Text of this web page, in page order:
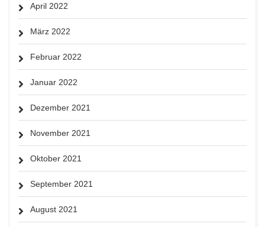
April 2022
März 2022
Februar 2022
Januar 2022
Dezember 2021
November 2021
Oktober 2021
September 2021
August 2021